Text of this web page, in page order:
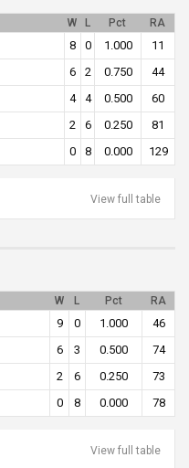
W L Pct RA
8 0 1.000
11
6 2 0.750
44
4 4 0.500
60
2 6 0.250
81
0 8 0.000 129
View full table
W L Pct RA
9 0 1.000
46
6 3 0.500
74
2 6 0.250
73
0 8 0.000 78
View full table